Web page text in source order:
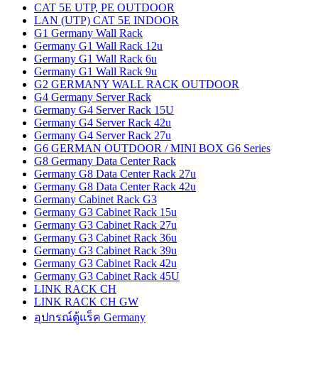
CAT 5E UTP, PE OUTDOOR
LAN (UTP) CAT 5E INDOOR
G1 Germany Wall Rack
Germany G1 Wall Rack 12u
Germany G1 Wall Rack 6u
Germany G1 Wall Rack 9u
G2 GERMANY WALL RACK OUTDOOR
G4 Germany Server Rack
Germany G4 Server Rack 15U
Germany G4 Server Rack 42u
Germany G4 Server Rack 27u
G6 GERMAN OUTDOOR / MINI BOX G6 Series
G8 Germany Data Center Rack
Germany G8 Data Center Rack 27u
Germany G8 Data Center Rack 42u
Germany Cabinet Rack G3
Germany G3 Cabinet Rack 15u
Germany G3 Cabinet Rack 27u
Germany G3 Cabinet Rack 36u
Germany G3 Cabinet Rack 39u
Germany G3 Cabinet Rack 42u
Germany G3 Cabinet Rack 45U
LINK RACK CH
LINK RACK CH GW
อุปกรณ์ตู้แร็ค Germany